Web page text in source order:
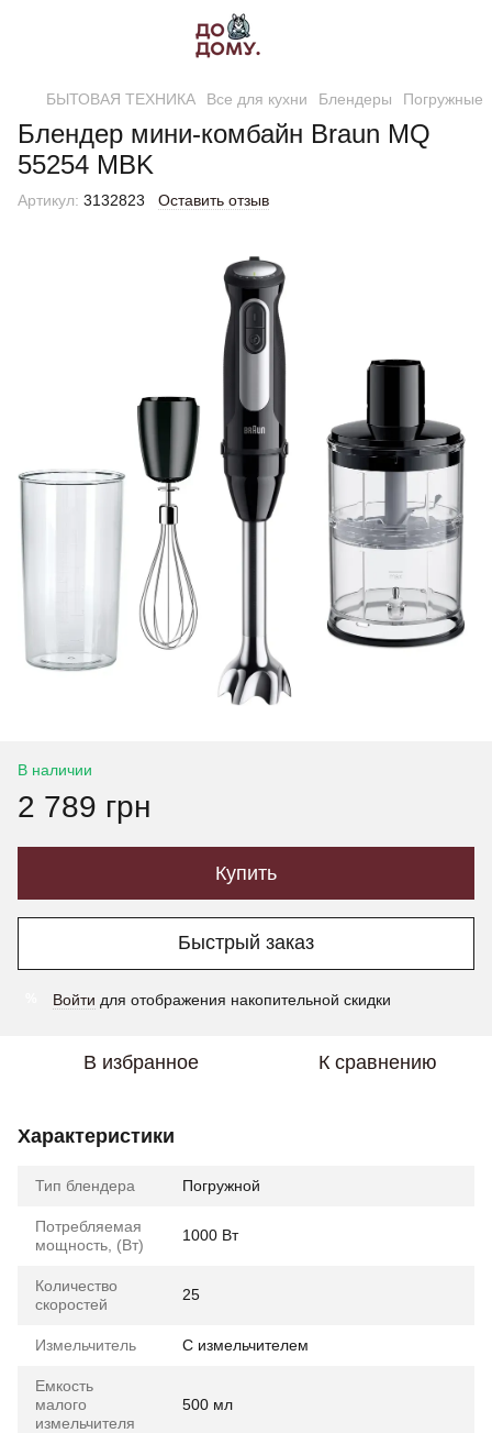
БЫТОВАЯ ТЕХНИКА Все для кухни Блендеры Погружные
Блендер мини-комбайн Braun MQ
55254 MBK
Артикул: 3132823 Оставить отзыв
В наличии
2 789 грн
Купить
Быстрый заказ
Войти для отображения накопительной скидки
В избранное К сравнению
Характеристики
Тип блендера Погружной
Потребляемая
мощность, (Вт)
1000 Вт
Количество
скоростей
25
Измельчитель С измельчителем
Емкость
малого
измельчителя
500 мл